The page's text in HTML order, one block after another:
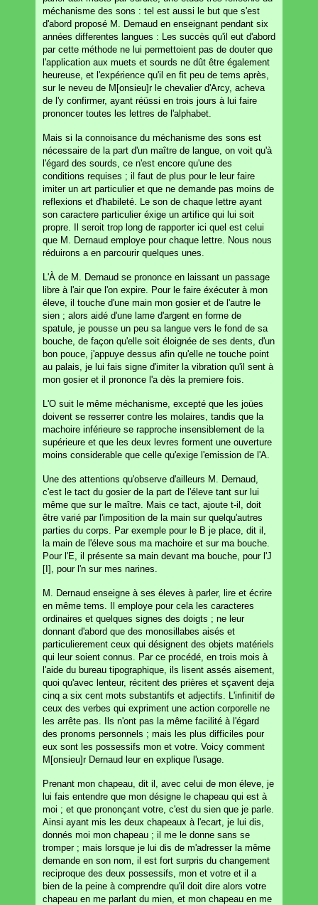
méchanisme des sons : tel est aussi le but que s'est
d'abord proposé M. Dernaud en enseignant pendant six
années differentes langues : Les succès qu'il eut d'abord
par cette méthode ne lui permettoient pas de douter que
l'application aux muets et sourds ne dût être également
heureuse, et l'expérience qu'il en fit peu de tems après,
sur le neveu de M[onsieu]r le chevalier d'Arcy, acheva
de l'y confirmer, ayant réüssi en trois jours à lui faire
prononcer toutes les lettres de l'alphabet.
Mais si la connoisance du méchanisme des sons est
nécessaire de la part d'un maître de langue, on voit qu'à
l'égard des sourds, ce n'est encore qu'une des
conditions requises ; il faut de plus pour le leur faire
imiter un art particulier et que ne demande pas moins de
reflexions et d'habileté. Le son de chaque lettre ayant
son caractere particulier éxige un artifice qui lui soit
propre. Il seroit trop long de rapporter ici quel est celui
que M. Dernaud employe pour chaque lettre. Nous nous
réduirons a en parcourir quelques unes.
L'À de M. Dernaud se prononce en laissant un passage
libre à l'air que l'on expire. Pour le faire éxécuter à mon
éleve, il touche d'une main mon gosier et de l'autre le
sien ; alors aidé d'une lame d'argent en forme de
spatule, je pousse un peu sa langue vers le fond de sa
bouche, de façon qu'elle soit éloignée de ses dents, d'un
bon pouce, j'appuye dessus afin qu'elle ne touche point
au palais, je lui fais signe d'imiter la vibration qu'il sent à
mon gosier et il prononce l'a dès la premiere fois.
L'O suit le même méchanisme, excepté que les joües
doivent se resserrer contre les molaires, tandis que la
machoire inférieure se rapproche insensiblement de la
supérieure et que les deux levres forment une ouverture
moins considerable que celle qu'exige l'emission de l'A.
Une des attentions qu'observe d'ailleurs M. Dernaud,
c'est le tact du gosier de la part de l'éleve tant sur lui
même que sur le maître. Mais ce tact, ajoute t-il, doit
être varié par l'imposition de la main sur quelqu'autres
parties du corps. Par exemple pour le B je place, dit il,
la main de l'éleve sous ma machoire et sur ma bouche.
Pour l'E, il présente sa main devant ma bouche, pour l'J
[I], pour l'n sur mes narines.
M. Dernaud enseigne à ses éleves à parler, lire et écrire
en même tems. Il employe pour cela les caracteres
ordinaires et quelques signes des doigts ; ne leur
donnant d'abord que des monosillabes aisés et
particulierement ceux qui désignent des objets matériels
qui leur soient connus. Par ce procédé, en trois mois à
l'aide du bureau tipographique, ils lisent assés aisement,
quoi qu'avec lenteur, récitent des prières et sçavent deja
cinq a six cent mots substantifs et adjectifs. L'infinitif de
ceux des verbes qui expriment une action corporelle ne
les arrête pas. Ils n'ont pas la même facilité à l'égard
des pronoms personnels ; mais les plus difficiles pour
eux sont les possessifs mon et votre. Voicy comment
M[onsieu]r Dernaud leur en explique l'usage.
Prenant mon chapeau, dit il, avec celui de mon éleve, je
lui fais entendre que mon désigne le chapeau qui est à
moi ; et que prononçant votre, c'est du sien que je parle.
Ainsi ayant mis les deux chapeaux à l'ecart, je lui dis,
donnés moi mon chapeau ; il me le donne sans se
tromper ; mais lorsque je lui dis de m'adresser la même
demande en son nom, il est fort surpris du changement
reciproque des deux possessifs, mon et votre et il a
bien de la peine à comprendre qu'il doit dire alors votre
chapeau en me parlant du mien, et mon chapeau en me